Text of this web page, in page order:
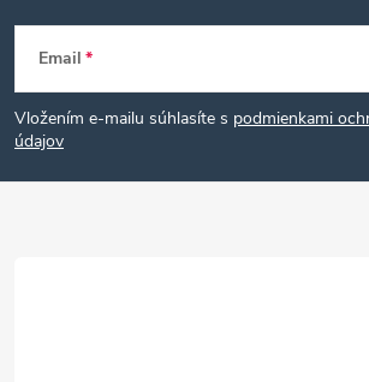
Z
á
p
Email
Vložením e-mailu súhlasíte s podmienkami
údajov